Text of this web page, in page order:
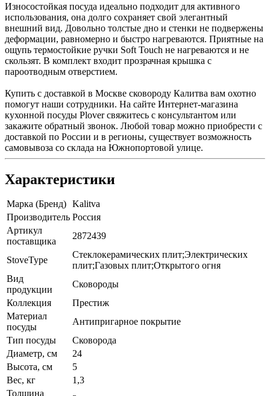
Износостойкая посуда идеально подходит для активного
использования, она долго сохраняет свой элегантный
внешний вид. Довольно толстые дно и стенки не подвержены
деформации, равномерно и быстро нагреваются. Приятные на
ощупь термостойкие ручки Soft Touch не нагреваются и не
скользят. В комплект входит прозрачная крышка с
пароотводным отверстием.
Купить с доставкой в Москве сковороду Калитва вам охотно
помогут наши сотрудники. На сайте Интернет-магазина
кухонной посуды Plover свяжитесь с консультантом или
закажите обратный звонок. Любой товар можно приобрести с
доставкой по России и в регионы, существует возможность
самовывоза со склада на Южнопортовой улице.
Характеристики
Марка (Бренд) Kalitva
Производитель Россия
Артикул
поставщика
2872439
StoveType
Стеклокерамических плит;Электрических
плит;Газовых плит;Открытого огня
Вид
продукции
Сковороды
Коллекция
Престиж
Материал
посуды
Антипригарное покрытие
Тип посуды
Сковорода
Диаметр, см
24
Высота, см
5
Вес, кг
1,3
Толщина